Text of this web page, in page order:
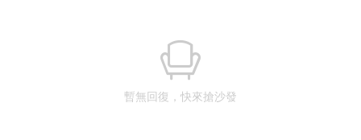
暫無回復，快來搶沙發